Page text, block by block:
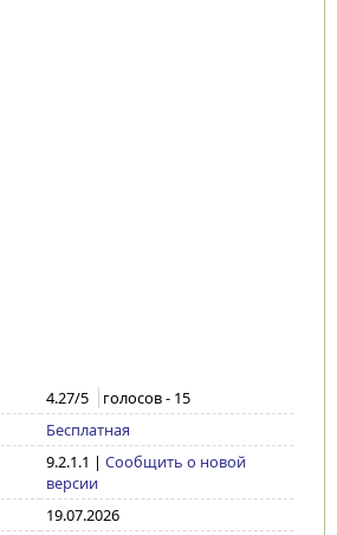
4.27/5 голосов - 15
Бесплатная
9.2.1.1 | Сообщить о новой
версии
19.07.2026